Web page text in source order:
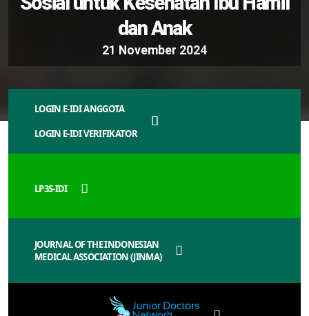
dan Anak
21 November 2024
LOGIN E-IDI ANGGOTA
LOGIN E-IDI VERIFIKATOR
LP3S-IDI
JOURNAL OF THE INDONESIAN
MEDICAL ASSOCIATION (JINMA)